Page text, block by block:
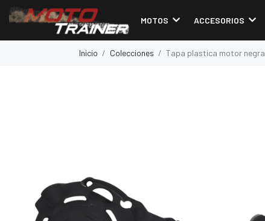
MOTOS ACCESORIOS
Inicio Colecciones Tapa plastica motor negra